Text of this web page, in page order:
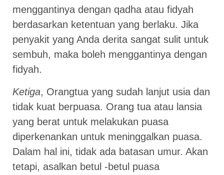
menggantinya dengan qadha atau fidyah
berdasarkan ketentuan yang berlaku. Jika
penyakit yang Anda derita sangat sulit untuk
sembuh, maka boleh menggantinya dengan
fidyah.
Ketiga, Orangtua yang sudah lanjut usia dan
tidak kuat berpuasa. Orang tua atau lansia
yang berat untuk melakukan puasa
diperkenankan untuk meninggalkan puasa.
Dalam hal ini, tidak ada batasan umur. Akan
tetapi, asalkan betul -betul puasa